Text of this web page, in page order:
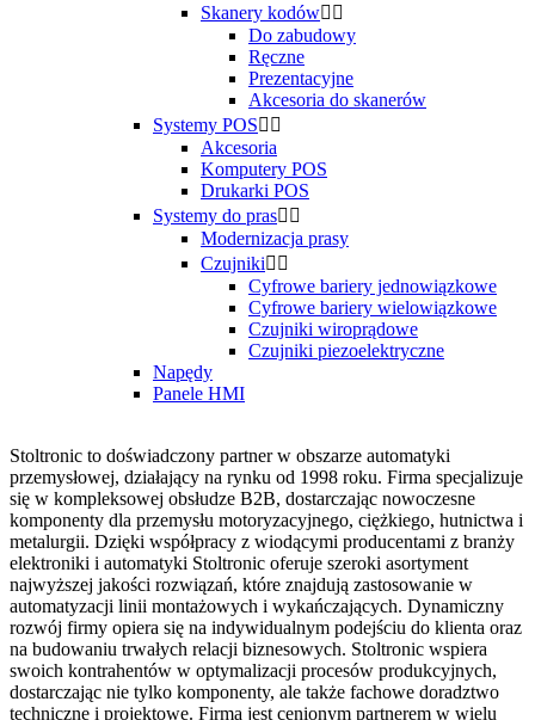
Skanery kodów 
Do zabudowy
Ręczne
Prezentacyjne
Akcesoria do skanerów
Systemy POS 
Akcesoria
Komputery POS
Drukarki POS
Systemy do pras 
Modernizacja prasy
Czujniki 
Cyfrowe bariery jednowiązkowe
Cyfrowe bariery wielowiązkowe
Czujniki wiroprądowe
Czujniki piezoelektryczne
Napędy
Panele HMI
Stoltronic to doświadczony partner w obszarze automatyki
przemysłowej, działający na rynku od 1998 roku. Firma specjalizuje
się w kompleksowej obsłudze B2B, dostarczając nowoczesne
komponenty dla przemysłu motoryzacyjnego, ciężkiego, hutnictwa i
metalurgii. Dzięki współpracy z wiodącymi producentami z branży
elektroniki i automatyki Stoltronic oferuje szeroki asortyment
najwyższej jakości rozwiązań, które znajdują zastosowanie w
automatyzacji linii montażowych i wykańczających. Dynamiczny
rozwój firmy opiera się na indywidualnym podejściu do klienta oraz
na budowaniu trwałych relacji biznesowych. Stoltronic wspiera
swoich kontrahentów w optymalizacji procesów produkcyjnych,
dostarczając nie tylko komponenty, ale także fachowe doradztwo
techniczne i projektowe. Firma jest cenionym partnerem w wielu